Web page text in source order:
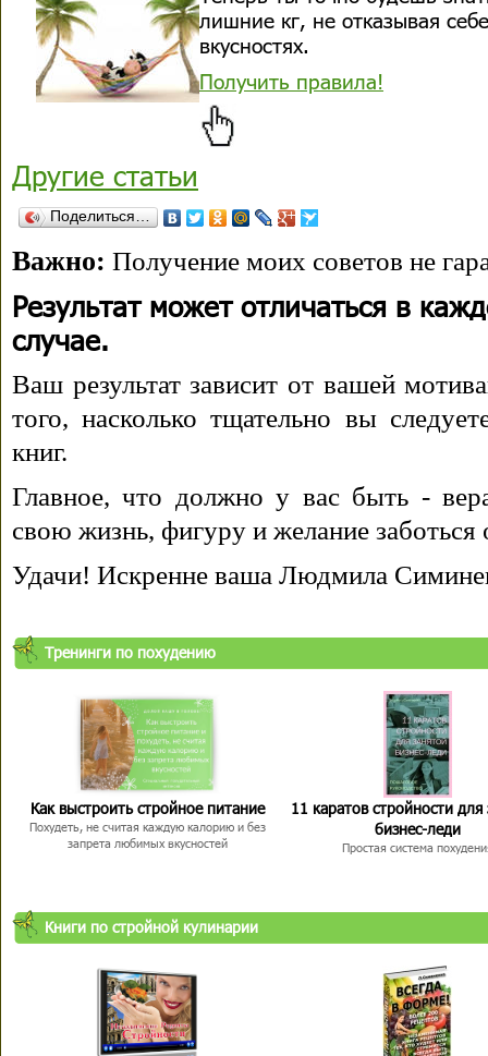
лишние кг, не отказывая
вкусностях.
Получить правила!
Другие статьи
Поделиться…
Важно: Получение моих советов не
Результат может отличаться в
случае.
Ваш результат зависит от вашей
того, насколько тщательно вы
книг.
Главное, что должно у вас быть -
свою жизнь, фигуру и желание заботься
Удачи! Искренне ваша Людмила
Тренинги по похудению
Как выстроить стройное питание
Похудеть, не считая каждую калорию и без
запрета любимых вкусностей
11 каратов стройности для
бизнес-леди
Простая система
Книги по стройной кулинарии